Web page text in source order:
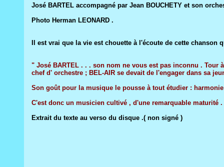
José BARTEL accompagné par Jean BOUCHETY et son
Photo Herman LEONARD .
Il est vrai que la vie est chouette à l'écoute de cette chanson
" José BARTEL . . . son nom ne vous est pas inconnu . Tour
chef d' orchestre ; BEL-AIR se devait de l'engager dans sa
Son goût pour la musique le pousse à tout étudier :
C'est donc un musicien cultivé , d'une remarquable maturité
Extrait du texte au verso du disque .( non signé )